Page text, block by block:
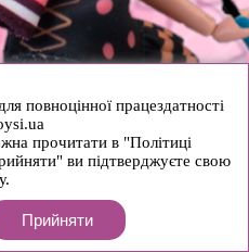
повноцінної працездатності
прочитати в "Політиці
ви підтверджуєте свою
Прийняти